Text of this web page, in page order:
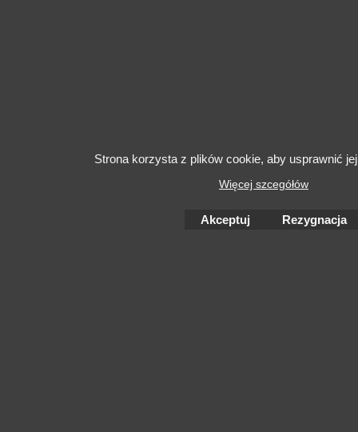
Strona korzysta z plików cookie, aby usprawnić
Więcej szcegółów
Akceptuj Rezygnacja